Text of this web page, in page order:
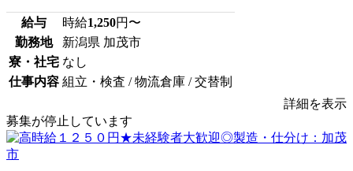
給与 時給1,250円〜
勤務地
新潟県 加茂市
寮・社宅 なし
仕事内容 組立・検査 / 物流倉庫 / 交替制
詳細を表示
募集が停止しています